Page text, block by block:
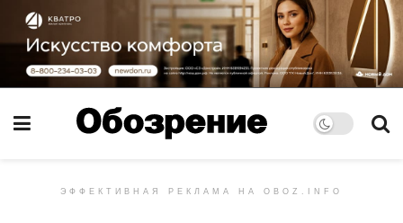
ЭФФЕКТИВНАЯ РЕКЛАМА НА OBOZ.INFO